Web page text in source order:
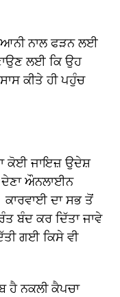
ਨਾਲ ਫੜਨ ਲਈ
ਲਈ ਕਿ ਉਹ
ਕੀਤੇ ਹੀ ਪਹੁੰਚ
ਕੋਈ ਜਾਇਜ਼ ਉਦੇਸ਼
ਔਨਲਾਈਨ
ਦਾ ਸਭ ਤੋਂ
ਬੰਦ ਕਰ ਦਿੱਤਾ ਜਾਵੇ
ਗਈ ਕਿਸੇ ਵੀ
ਹੈ ਨਕਲੀ ਕੈਪਚਾ